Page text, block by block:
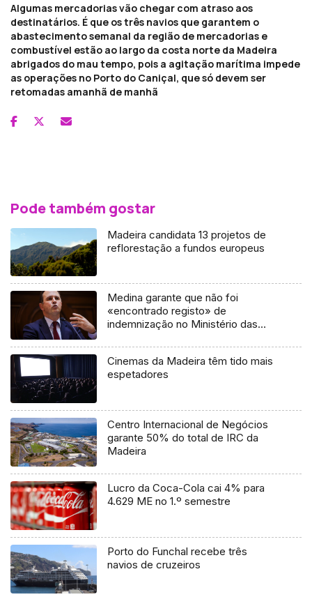
Algumas mercadorias vão chegar com atraso aos
destinatários. É que os três navios que garantem o
abastecimento semanal da região de mercadorias e
combustível estão ao largo da costa norte da Madeira
abrigados do mau tempo, pois a agitação marítima impede
as operações no Porto do Caniçal, que só devem ser
retomadas amanhã de manhã
Pode também gostar
Madeira candidata 13 projetos de
reflorestação a fundos europeus
Medina garante que não foi
«encontrado registo» de
indemnização no Ministério das
Cinemas da Madeira têm tido mais
espetadores
Centro Internacional de Negócios
garante 50% do total de IRC da
Madeira
Lucro da Coca-Cola cai 4% para
4.629 ME no 1.º semestre
Porto do Funchal recebe três
navios de cruzeiros